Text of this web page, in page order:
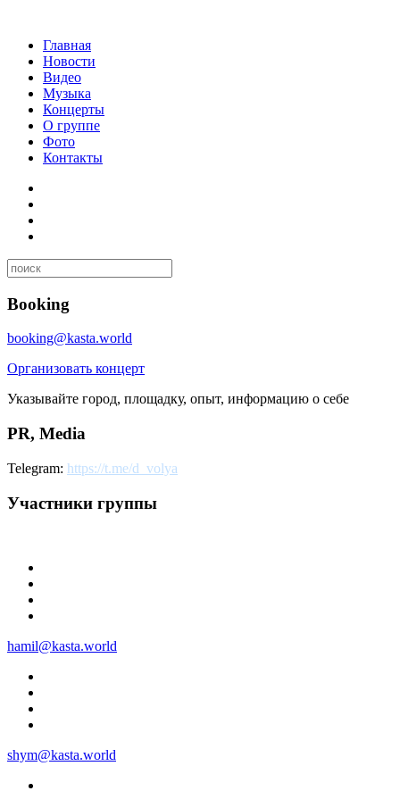
Главная
Новости
Видео
Музыка
Концерты
О группе
Фото
Контакты
Booking
booking@kasta.world
Организовать концерт
Указывайте город, площадку, опыт, информацию о себе
PR, Media
Telegram: https://t.me/d_volya
Участники группы
hamil@kasta.world
shym@kasta.world